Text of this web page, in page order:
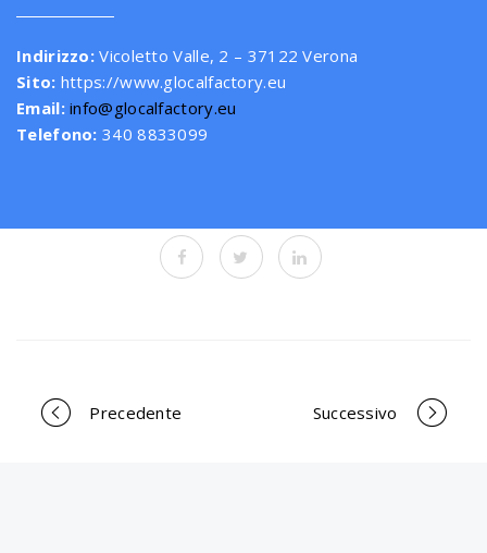
Indirizzo:Vicoletto Valle, 2 – 37122 Verona
Sito: https://www.glocalfactory.eu
Email: info@glocalfactory.eu
Telefono: 340 8833099
P
Precedente Successivo